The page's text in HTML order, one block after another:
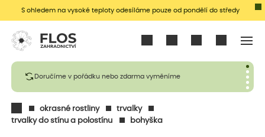
S ohledem na vysoké teploty odesíláme pouze od pondělí do středy
Doručíme v pořádku nebo zdarma vyměníme
okrasné rostliny
trvalky
trvalky do stínu a polostínu
bohyška